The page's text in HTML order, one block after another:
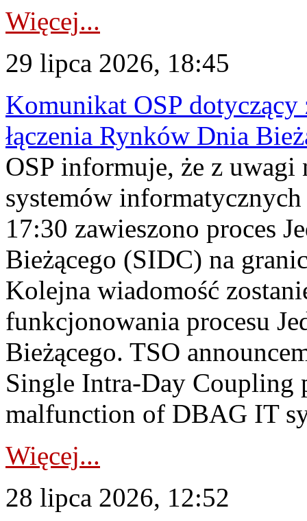
Więcej...
29 lipca 2026, 18:45
Komunikat OSP dotyczący
łączenia Rynków Dnia
OSP informuje, że z uwagi
systemów
17:30 zawieszono proces
Bieżącego (SIDC) na
Kolejna wiadomość
funkcjonowania procesu
Bieżącego. TSO
Single Intra-Day Coupling
malfunction of DBAG IT
Więcej...
28 lipca 2026, 12:52